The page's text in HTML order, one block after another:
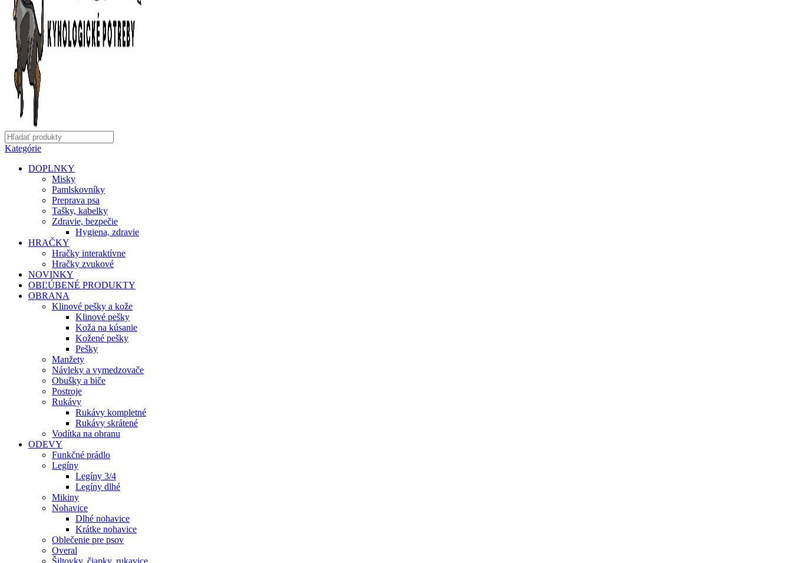
Kategórie
DOPLNKY
Misky
Pamlskovníky
Preprava psa
Tašky, kabelky
Zdravie, bezpečie
Hygiena, zdravie
HRAČKY
Hračky interaktívne
Hračky zvukové
NOVINKY
OBĽÚBENÉ PRODUKTY
OBRANA
Klinové pešky a kože
Klinové pešky
Koža na kúsanie
Kožené pešky
Pešky
Manžety
Návleky a vymedzovače
Obušky a biče
Postroje
Rukávy
Rukávy kompletné
Rukávy skrátené
Vodítka na obranu
ODEVY
Funkčné prádlo
Legíny
Legíny 3/4
Legíny dlhé
Mikiny
Nohavice
Dlhé nohavice
Krátke nohavice
Oblečenie pre psov
Overal
Šiltovky, čiapky, rukavice